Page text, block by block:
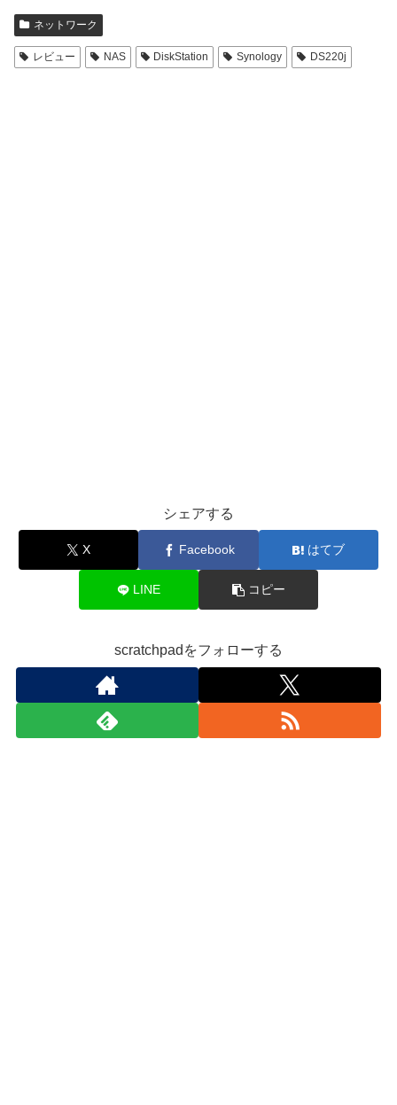
ネットワーク
レビュー NAS DiskStation Synology DS220j
シェアする
X Facebook はてブ
LINE コピー
scratchpadをフォローする